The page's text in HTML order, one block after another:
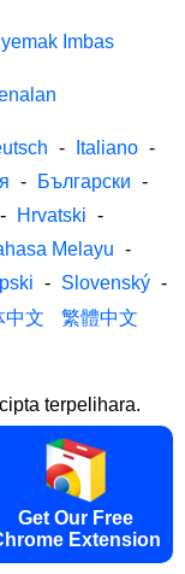
Imbas
- Italiano -
- Български -
- Hrvatski -
Melayu -
- Slovenský -
中文
繁體中文
terpelihara.
Get Our Free
Extension